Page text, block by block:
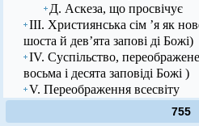
Д. Аскеза, що просвічує
ІІІ. Християнська сім ’я як
шоста й дев’ята запові ді Божі)
IV. Суспільство,
восьма і десята заповіді Божі )
V. Переображення всесвіту
755